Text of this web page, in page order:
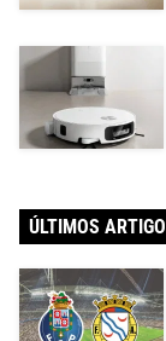
ÚLTIMOS